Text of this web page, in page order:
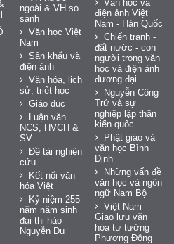
ngoài & VH so
sánh
Văn học Việt
Nam
Sân khấu và
điện ảnh
Văn hóa, lịch
sử, triết học
Giáo dục
Luận văn
NCS, HVCH &
SV
Đề tài nghiên
cứu
Kết nối văn
hóa Việt
Kỷ niệm 255
năm năm sinh
đại thi hào
Nguyễn Du
Văn học và
điện ảnh Việt
Nam - Hàn Quốc
Chiến tranh -
đất nước - con
người trong văn
học và điện ảnh
đương đại
Nguyễn Công
Trứ và sự
nghiệp lập thân
kiến quốc
Phật giáo và
văn học Bình
Định
Những vấn đề
văn học và ngôn
ngữ Nam Bộ
Việt Nam -
Giao lưu văn
hóa tư tưởng
Phương Đông